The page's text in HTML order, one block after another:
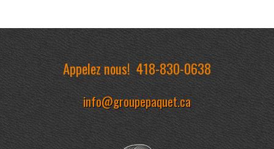
Appelez nous!418-830-0638
info@groupepaquet.ca